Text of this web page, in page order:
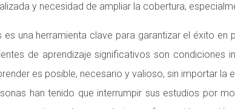
y necesidad de ampliar la cobertura,
es una herramienta clave para garantizar el éxito
de aprendizaje significativos son
es posible, necesario y valioso, sin importar
han tenido que interrumpir sus estudios por